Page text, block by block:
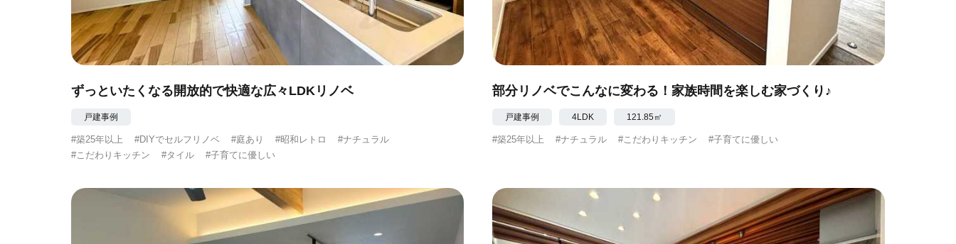
ずっといたくなる開放的で快適な広々LDKリノベ
戸建事例
#築25年以上 #DIYでセルフリノベ #庭あり #昭和レトロ
#ナチュラル
#こだわりキッチン
#タイル #子育てに優しい
部分リノベでこんなに変わる！家族時間を楽しむ家づくり♪
戸建事例 4LDK 121.85㎡
#築25年以上 #ナチュラル #こだわりキッチン #子育てに優しい